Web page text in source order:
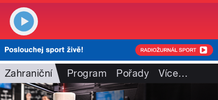
Zahraniční Program Pořady Více…